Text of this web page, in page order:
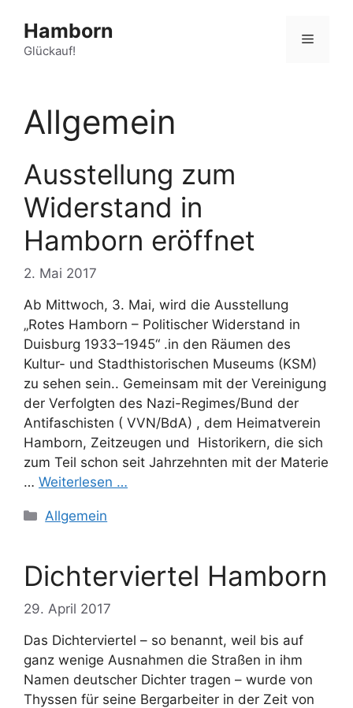
Inhalt
springen
Hamborn
Glückauf!
Menü
Allgemein
Ausstellung zum
Widerstand in
Hamborn eröffnet
2. Mai 2017
Ab Mittwoch, 3. Mai, wird die Ausstellung
„Rotes Hamborn – Politischer Widerstand in
Duisburg 1933–1945“ .in den Räumen des
Kultur- und Stadthistorischen Museums (KSM)
zu sehen sein.. Gemeinsam mit der Vereinigung
der Verfolgten des Nazi-Regimes/Bund der
Antifaschisten ( VVN/BdA) , dem Heimatverein
Hamborn, Zeitzeugen und Historikern, die sich
zum Teil schon seit Jahrzehnten mit der Materie
… Weiterlesen …
Kategorien
Allgemein
Dichterviertel Hamborn
29. April 2017
Das Dichterviertel – so benannt, weil bis auf
ganz wenige Ausnahmen die Straßen in ihm
Namen deutscher Dichter tragen – wurde von
Thyssen für seine Bergarbeiter in der Zeit von